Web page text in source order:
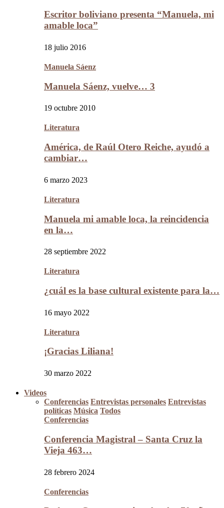
Escritor boliviano presenta “Manuela, mi
amable loca”
18 julio 2016
Manuela Sáenz
Manuela Sáenz, vuelve… 3
19 octubre 2010
Literatura
América, de Raúl Otero Reiche, ayudó a
cambiar…
6 marzo 2023
Literatura
Manuela mi amable loca, la reincidencia
en la…
28 septiembre 2022
Literatura
¿cuál es la base cultural existente para la…
16 mayo 2022
Literatura
¡Gracias Liliana!
30 marzo 2022
Videos
Conferencias Entrevistas personales Entrevistas
políticas Música Todos
Conferencias
Conferencia Magistral – Santa Cruz la
Vieja 463…
28 febrero 2024
Conferencias